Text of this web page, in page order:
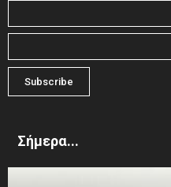
Σήμερα...